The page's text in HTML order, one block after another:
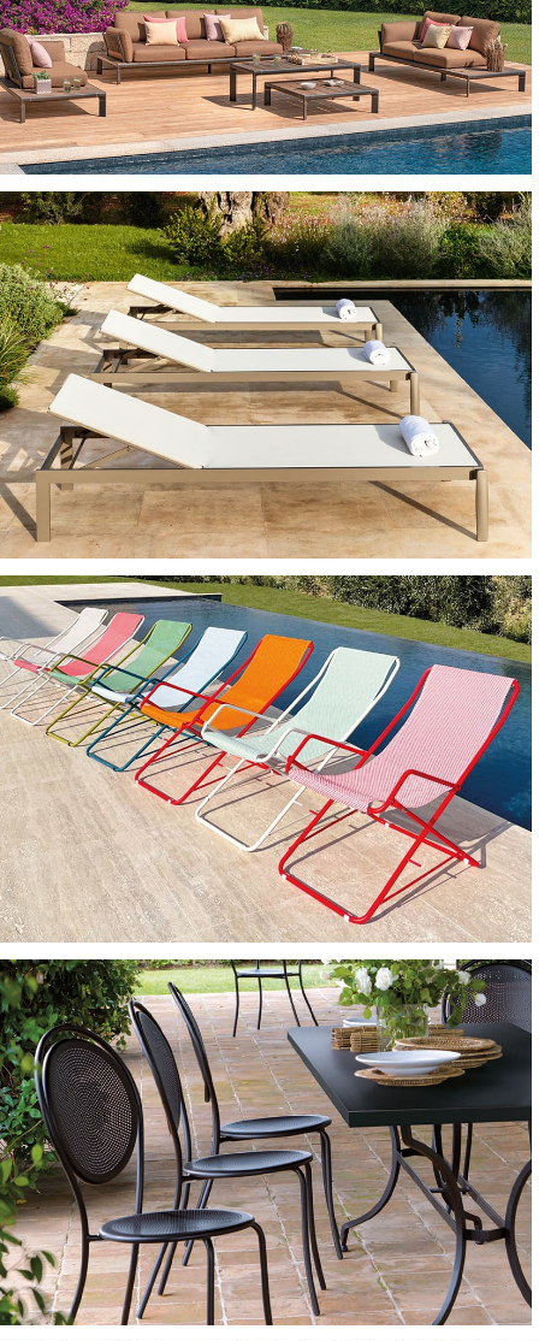
DIVANI E SALOTTI
LETTINI E SDRAIO
LETTINI E SDRAIO